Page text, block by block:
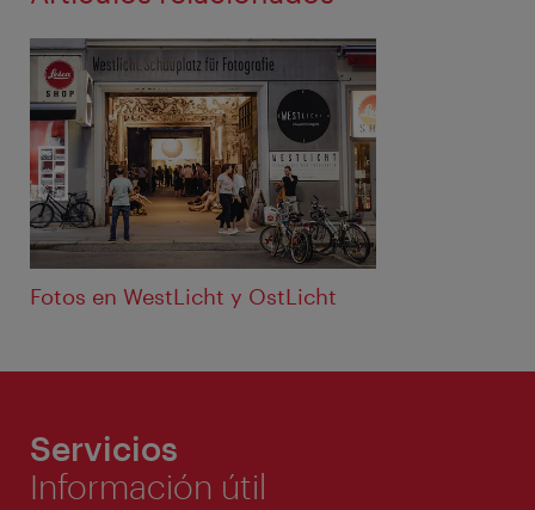
Fotos en WestLicht y OstLicht
Servicios
Información útil